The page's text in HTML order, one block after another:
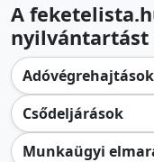
A
nyilvántartást
Adóvégrehajtások
Csődeljárások
Munkaügyi